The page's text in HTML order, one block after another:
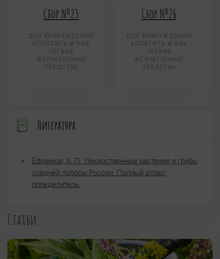
Сбор №23
ДЛЯ ВОЗБУЖДЕНИЯ
АППЕТИТА И КАК
ЛЕГКИЕ
ЖЕЛЧЕГОННЫЕ
СРЕДСТВА
Сбор №26
ДЛЯ ВОЗБУЖДЕНИЯ
АППЕТИТА И КАК
ЛЕГКИЕ
ЖЕЛЧЕГОННЫЕ
СРЕДСТВА
Литература
Ефремов, А. П. Лекарственные растения и грибы
средней полосы России. Полный атлас-
определитель.
Статьи